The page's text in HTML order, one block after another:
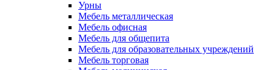
Урны
Мебель металлическая
Мебель офисная
Мебель для общепита
Мебель для образовательных учреждений
Мебель торговая